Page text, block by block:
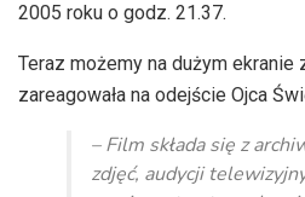
2005 roku o godz. 21.37.
Teraz możemy na dużym ekranie
zareagowała na odejście Ojca
– Film składa się z
zdjęć, audycji